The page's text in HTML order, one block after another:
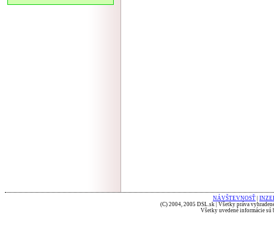
NÁVŠTEVNOSŤ
(C) 2004, 2005 DSL.sk | Všetky práva
Všetky uvedené informácie sú